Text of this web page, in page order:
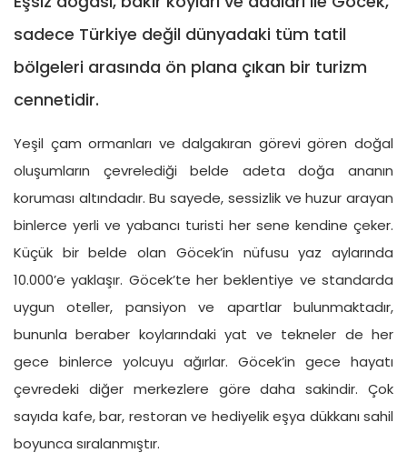
sadece Türkiye değil dünyadaki tüm tatil
bölgeleri arasında ön plana çıkan bir turizm
cennetidir.
Yeşil çam ormanları ve dalgakıran görevi gören doğal
oluşumların çevrelediği belde adeta doğa ananın
koruması altındadır. Bu sayede, sessizlik ve huzur arayan
binlerce yerli ve yabancı turisti her sene kendine çeker.
Küçük bir belde olan Göcek’in nüfusu yaz aylarında
10.000’e yaklaşır. Göcek’te her beklentiye ve standarda
uygun oteller, pansiyon ve apartlar bulunmaktadır,
bununla beraber koylarındaki yat ve tekneler de her
gece binlerce yolcuyu ağırlar. Göcek’in gece hayatı
çevredeki diğer merkezlere göre daha sakindir. Çok
sayıda kafe, bar, restoran ve hediyelik eşya dükkanı sahil
boyunca sıralanmıştır.